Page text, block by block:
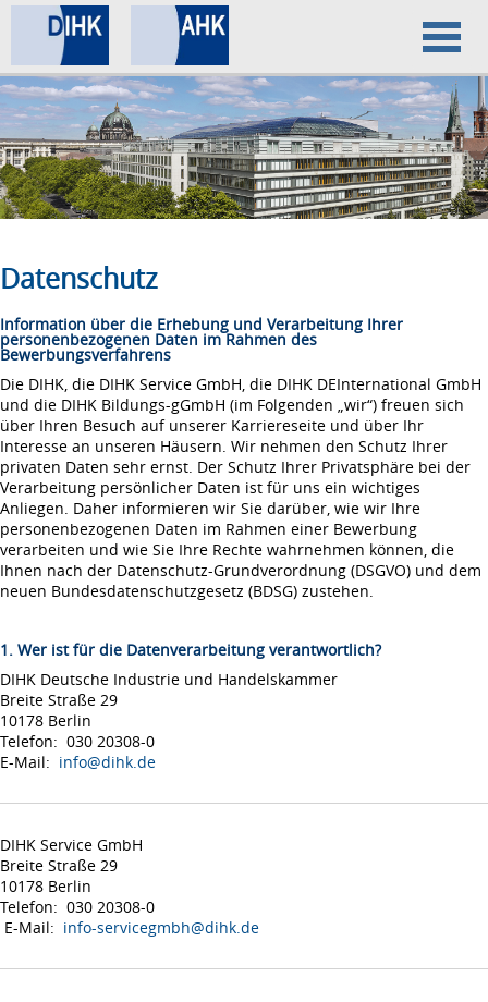
Home
Datenschutz
Impressum
Datenschutz
Information über die Erhebung und Verarbeitung Ihrer
personenbezogenen Daten im Rahmen des
Bewerbungsverfahrens
Die DIHK, die DIHK Service GmbH, die DIHK DEInternational GmbH
und die DIHK Bildungs-gGmbH (im Folgenden „wir“) freuen sich
über Ihren Besuch auf unserer Karriereseite und über Ihr
Interesse an unseren Häusern. Wir nehmen den Schutz Ihrer
privaten Daten sehr ernst. Der Schutz Ihrer Privatsphäre bei der
Verarbeitung persönlicher Daten ist für uns ein wichtiges
Anliegen. Daher informieren wir Sie darüber, wie wir Ihre
personenbezogenen Daten im Rahmen einer Bewerbung
verarbeiten und wie Sie Ihre Rechte wahrnehmen können, die
Ihnen nach der Datenschutz-Grundverordnung (DSGVO) und dem
neuen Bundesdatenschutzgesetz (BDSG) zustehen.
1. Wer ist für die Datenverarbeitung verantwortlich?
DIHK Deutsche Industrie und Handelskammer
Breite Straße 29
10178 Berlin
Telefon: 030 20308-0
E-Mail: info@dihk.de
DIHK Service GmbH
Breite Straße 29
10178 Berlin
Telefon: 030 20308-0
E-Mail: info-servicegmbh@dihk.de